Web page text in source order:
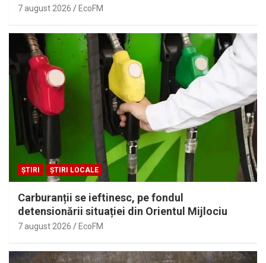
7 august 2026 EcoFM
ȘTIRI ȘTIRI LOCALE
Carburanții se ieftinesc, pe fondul
detensionării situației din Orientul Mijlociu
7 august 2026 EcoFM